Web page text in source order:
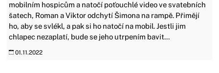
mobilním hospicům a natočí poťouchlé video ve svatebních
šatech, Roman a Viktor odchytí Šimona na rampě. Přimějí
ho, aby se svlékl, a pak si ho natočí na mobil. Jestli jim
chlapec nezaplatí, bude se jeho utrpením bavit...
01.11.2022